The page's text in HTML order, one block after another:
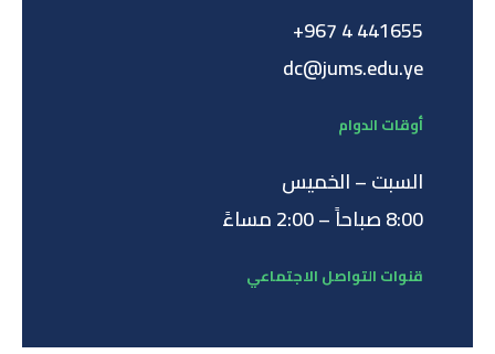
441655 4 967+
dc@jums.edu.ye
أوقات الدوام
السبت – الخميس
8:00 صباحاً – 2:00 مساءً
قنوات التواصل الاجتماعي